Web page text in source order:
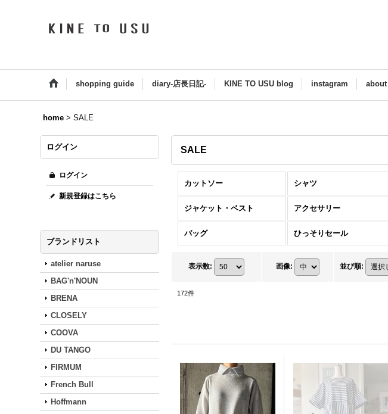
shopping guide diary-店長日記- KINE TO USU blog instagram about
home > SALE
ログイン
ログイン
新規登録はこちら
ブランドリスト
atelier naruse
BAG'n'NOUN
BRENA
CLOSELY
COOVA
DU TANGO
FIRMUM
French Bull
Hoffmann
SALE
カットソー シャツ
ジャケット・ベスト アクセサリー
バッグ ひっそりセール
表示数: 画像: 並び順:
172件